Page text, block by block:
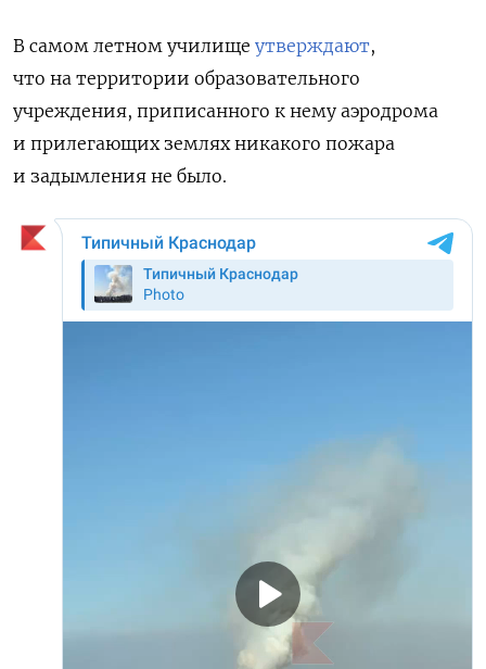
В самом летном училище утверждают,
что на территории образовательного
учреждения, приписанного к нему аэродрома
и прилегающих землях никакого пожара
и задымления не было.